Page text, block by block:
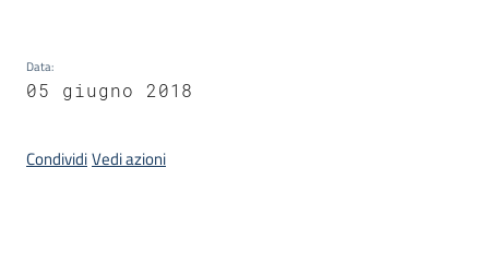
Contatti
Data:
05 giugno 2018
CondividiVedi azioni